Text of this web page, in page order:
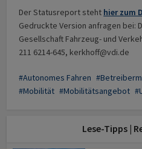
Der Statusreport steht hier zum
Gedruckte Version anfragen bei:
Gesellschaft Fahrzeug- und
211 6214-645, kerkhoff@vdi.de
Autonomes Fahren
Mobilität
Mobilitätsangebot
Lese-Tipps |